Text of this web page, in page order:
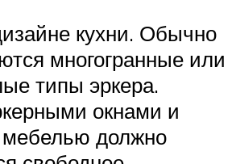
кухни. Обычно
многогранные или
типы эркера.
окнами и
мебелью должно